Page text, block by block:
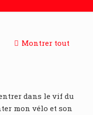
Montrer tout
dans le vif du
mon vélo et son